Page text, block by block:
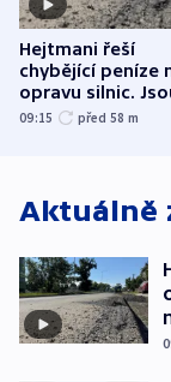
Hejtmani řeší
chybějící peníze
opravu silnic.
nenárokové,
09:15 před 58 m
Aktuálně